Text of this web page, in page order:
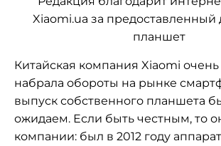
Xiaomi.ua за предоставленный
планшет
Китайская компания Xiaomi
набрала обороты на рынке
выпуск собственного планшета
ожидаем. Если быть честным, то
компании: был в 2012 году